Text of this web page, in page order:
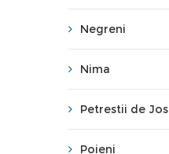
Negreni
Nima
Petrestii de Jos
Poieni